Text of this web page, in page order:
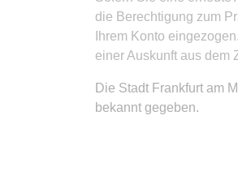
die Berechtigung zum
Ihrem Konto
einer Auskunft aus dem
Die Stadt Frankfurt am
bekannt gegeben.